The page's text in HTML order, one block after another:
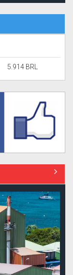
5.914 BRL